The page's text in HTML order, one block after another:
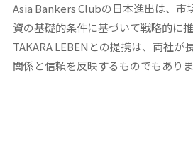
Asia Bankers Clubの日本進出は、市
資の基礎的条件に基づいて戦略的に
TAKARA LEBENとの提携は、両社が
関係と信頼を反映するものでもありま